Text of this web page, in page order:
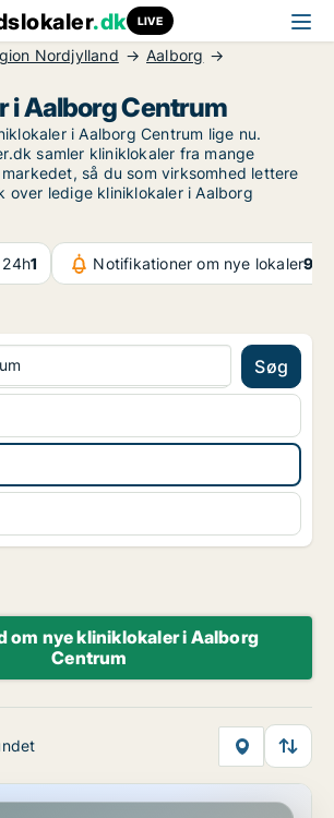
.dk LIVE
Nordjylland
Aalborg
i Aalborg Centrum
i Aalborg Centrum lige nu.
samler kliniklokaler fra mange
så du som virksomhed lettere
over ledige kliniklokaler i Aalborg
1 Notifikationer om nye lokaler907
Søg
om nye kliniklokaler i Aalborg
Centrum